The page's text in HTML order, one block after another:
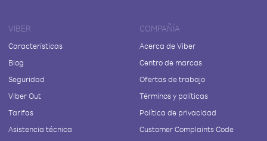
VIBER
Características
Blog
Seguridad
Viber Out
Tarifas
Asistencia técnica
COMPAÑÍA
Acerca de Viber
Centro de marcas
Ofertas de trabajo
Términos y políticas
Política de privacidad
Customer Complaints Code